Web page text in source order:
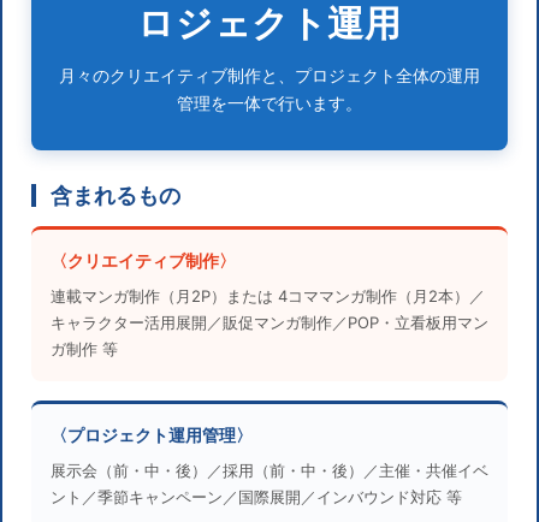
ロジェクト運用
月々のクリエイティブ制作と、プロジェクト全体の運用
管理を一体で行います。
含まれるもの
〈クリエイティブ制作〉
連載マンガ制作（月2P）または 4コママンガ制作（月2本）／
キャラクター活用展開／販促マンガ制作／POP・立看板用マン
ガ制作 等
〈プロジェクト運用管理〉
展示会（前・中・後）／採用（前・中・後）／主催・共催イベ
ント／季節キャンペーン／国際展開／インバウンド対応 等